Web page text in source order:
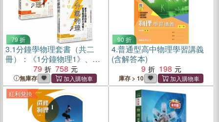
79 折
3.1分鐘學物理套書（共二
冊）：《1分鐘物理1》、《1
分鐘物理2》
79 758
無庫存
90 折
4.普通型高中物理學習講義
(含解答本)
9
198
庫存 > 10
紅利兌換